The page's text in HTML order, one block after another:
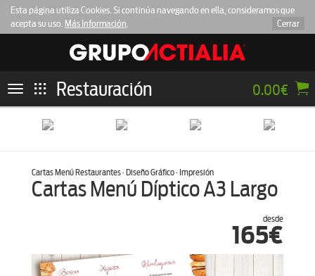
Esta página utiliza Cookies. Si continúa navegando en ella, consideramos que
acepta su uso. Más Información. Cerrar
Toggle
navigation
Restauración 0.00€
Cartas Menú Restaurantes · Diseño Gráfico · Impresión
Cartas Menú Díptico A3 Largo
desde
165€